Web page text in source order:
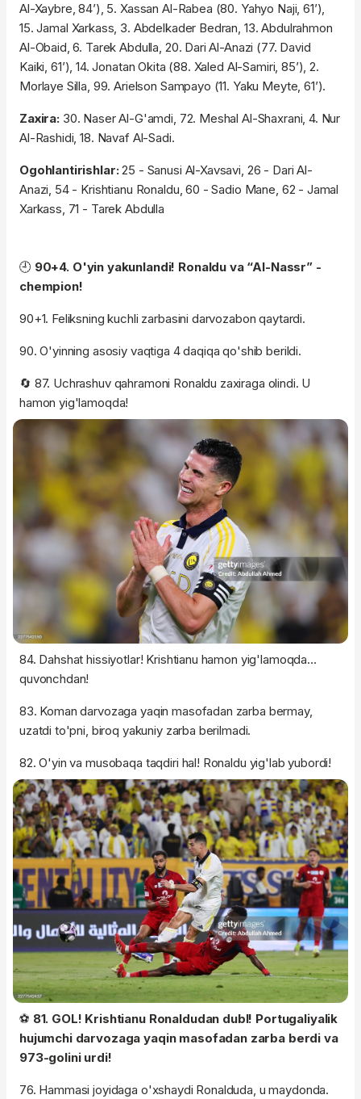
Al-Xaybre, 84’), 5. Xassan Al-Rabea (80. Yahyo Naji, 61’),
15. Jamal Xarkass, 3. Abdelkader Bedran, 13. Abdulrahmon
Al-Obaid, 6. Tarek Abdulla, 20. Dari Al-Anazi (77. David
Kaiki, 61’), 14. Jonatan Okita (88. Xaled Al-Samiri, 85’), 2.
Morlaye Silla, 99. Arielson Sampayo (11. Yaku Meyte, 61’).
Zaxira:30. Naser Al-G'amdi, 72. Meshal Al-Shaxrani, 4. Nur
Al-Rashidi, 18. Navaf Al-Sadi.
Ogohlantirishlar:25 - Sanusi Al-Xavsavi, 26 - Dari Al-
Anazi, 54 - Krishtianu Ronaldu, 60 - Sadio Mane, 62 - Jamal
Xarkass, 71 - Tarek Abdulla
🕘 90+4. O'yin yakunlandi! Ronaldu va “Al-Nassr” -
chempion!
90+1. Feliksning kuchli zarbasini darvozabon qaytardi.
90. O'yinning asosiy vaqtiga 4 daqiqa qo'shib berildi.
🔄 87. Uchrashuv qahramoni Ronaldu zaxiraga olindi. U
hamon yig'lamoqda!
84. Dahshat hissiyotlar! Krishtianu hamon yig'lamoqda…
quvonchdan!
83. Koman darvozaga yaqin masofadan zarba bermay,
uzatdi to'pni, biroq yakuniy zarba berilmadi.
82. O'yin va musobaqa taqdiri hal! Ronaldu yig'lab yubordi!
⚽️ 81. GOL! Krishtianu Ronaldudan dubl! Portugaliyalik
hujumchi darvozaga yaqin masofadan zarba berdi va
973-golini urdi!
76. Hammasi joyidaga o'xshaydi Ronalduda, u maydonda.